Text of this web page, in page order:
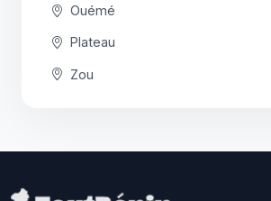
Ouémé
Plateau
Zou